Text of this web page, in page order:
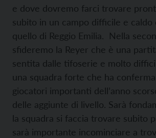
e dove dovremo farci trovare
subito in un campo difficile e caldo
quello di Reggio Emilia. Nella
sfideremo la Reyer che è una
sentita dalle tifoserie e molto
una squadra forte che ha
giocatori importanti dell’anno
delle aggiunte di livello. Sarà
la squadra si faccia trovare subito
sarà importante incominciare a